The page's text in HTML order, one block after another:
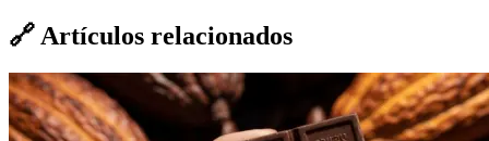
🔗 Artículos relacionados